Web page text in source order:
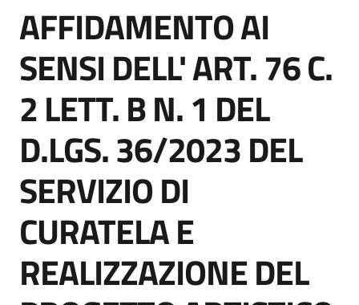
di
acquisto
Supporto
Piattaforme
telematiche
English
Salta al contenuto
AFFIDAMENTO AI
SENSI DELL' ART. 76 C.
2 LETT. B N. 1 DEL
D.LGS. 36/2023 DEL
SERVIZIO DI
CURATELA E
REALIZZAZIONE DEL